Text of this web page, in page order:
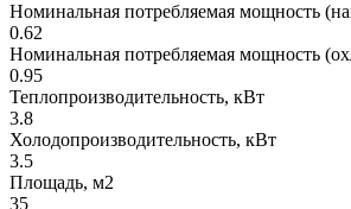
Номинальная потребляемая мощность
0.62
Номинальная потребляемая мощность
0.95
Теплопроизводительность, кВт
3.8
Холодопроизводительность, кВт
3.5
Площадь, м2
35